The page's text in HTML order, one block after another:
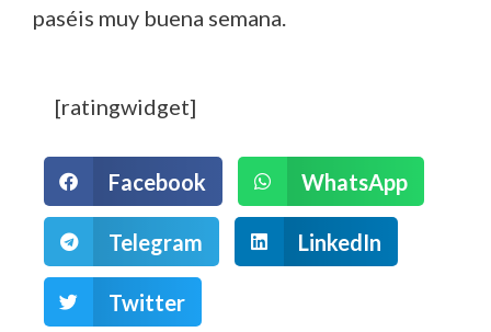
paséis muy buena semana.
[ratingwidget]
Facebook WhatsApp
Telegram LinkedIn
Twitter